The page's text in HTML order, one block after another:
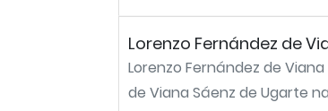
Lorenzo Fernández de
Lorenzo Fernández de
de Viana Sáenz de Ugarte